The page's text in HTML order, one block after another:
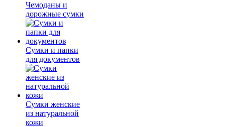
Чемоданы и
дорожные сумки
Сумки и папки
для документов
Сумки женские
из натуральной
кожи